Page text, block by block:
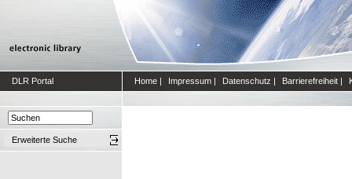
DLR Portal Home | Impressum | Datenschutz | Barrierefreiheit |
Erweiterte Suche